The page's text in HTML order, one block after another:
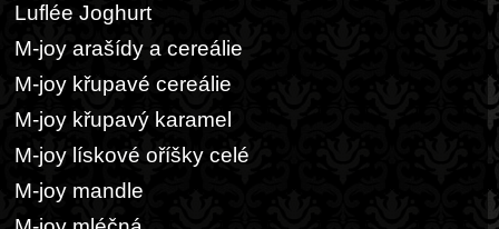
Luflée Joghurt
M-joy arašídy a cereálie
M-joy křupavé cereálie
M-joy křupavý karamel
M-joy lískové oříšky celé
M-joy mandle